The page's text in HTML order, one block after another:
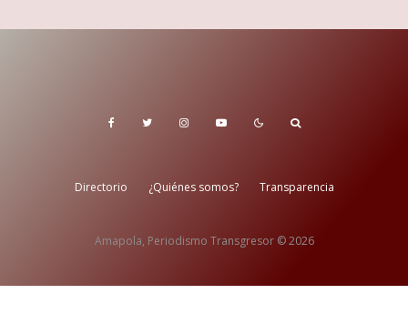
Directorio ¿Quiénes somos? Transparencia
Amapola, Periodismo Transgresor © 2026